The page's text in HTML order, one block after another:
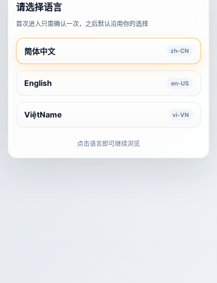
请选择语言
首次进入只需确认一次，之后默认沿用你的选择
简体中文 zh-CN
English en-US
ViệtName vi-VN
点击语言即可继续浏览